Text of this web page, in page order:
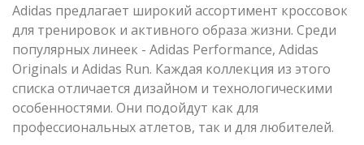
Adidas предлагает широкий ассортимент кроссовок
для тренировок и активного образа жизни. Среди
популярных линеек - Adidas Performance, Adidas
Originals и Adidas Run. Каждая коллекция из этого
списка отличается дизайном и технологическими
особенностями. Они подойдут как для
профессиональных атлетов, так и для любителей.